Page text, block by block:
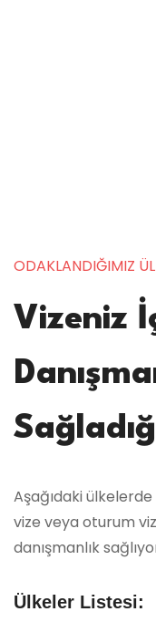
ODAKLANDIĞIMIZ
Vizeniz
Aşağıdaki
vize veya oturum
danışmanlık
Ülkeler Listesi: